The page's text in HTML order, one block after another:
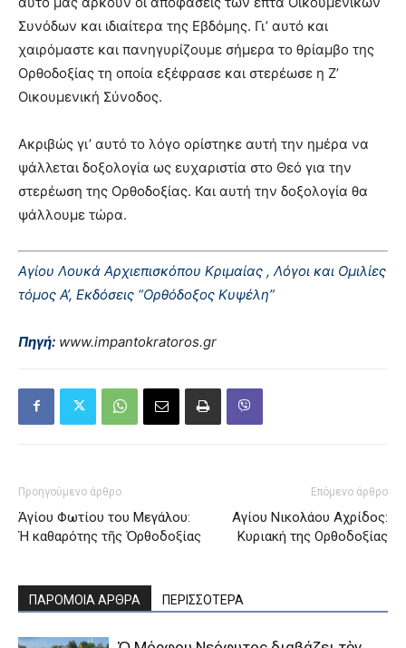
Συνόδων και ιδιαίτερα της Εβδόμης. Γι’ αυτό και
χαιρόμαστε και πανηγυρίζουμε σήμερα το θρίαμβο της
Ορθοδοξίας τη οποία εξέφρασε και στερέωσε η Ζ’
Οικουμενική Σύνοδος.
Ακριβώς γι’ αυτό το λόγο ορίστηκε αυτή την ημέρα να
ψάλλεται δοξολογία ως ευχαριστία στο Θεό για την
στερέωση της Ορθοδοξίας. Και αυτή την δοξολογία θα
ψάλλουμε τώρα.
Αγίου Λουκά Αρχιεπισκόπου Κριμαίας , Λόγοι και Ομιλίες
τόμος Α’, Εκδόσεις “Ορθόδοξος Κυψέλη”
Πηγή: www.impantokratoros.gr
Προηγούμενο άρθρο
Ἁγίου Φωτίου του Μεγάλου:
Ἡ καθαρότης τῆς Ὀρθοδοξίας
Επόμενο άρθρο
Αγίου Νικολάου Αχρίδος:
Κυριακή της Ορθοδοξίας
ΠΑΡΟΜΟΙΑ ΑΡΘΡΑ ΠΕΡΙΣΣΟΤΕΡΑ